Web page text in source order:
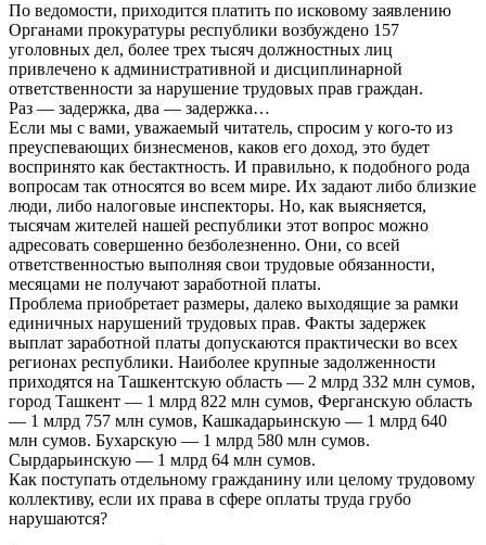
По ведомости, приходится платить по исковому заявлению
Органами прокуратуры республики возбуждено 157
уголовных дел, более трех тысяч должностных лиц
привлечено к административной и дисциплинарной
ответственности за нарушение трудовых прав граждан.
Раз — задержка, два — задержка…
Если мы с вами, уважаемый читатель, спросим у кого-то из
преуспевающих бизнесменов, каков его доход, это будет
воспринято как бестактность. И правильно, к подобного рода
вопросам так относятся во всем мире. Их задают либо близкие
люди, либо налоговые инспекторы. Но, как выясняется,
тысячам жителей нашей республики этот вопрос можно
адресовать совершенно безболезненно. Они, со всей
ответственностью выполняя свои трудовые обязанности,
месяцами не получают заработной платы.
Проблема приобретает размеры, далеко выходящие за рамки
единичных нарушений трудовых прав. Факты задержек
выплат заработной платы допускаются практически во всех
регионах республики. Наиболее крупные задолженности
приходятся на Ташкентскую область — 2 млрд 332 млн сумов,
город Ташкент — 1 млрд 822 млн сумов, Ферганскую область
— 1 млрд 757 млн сумов, Кашкадарьинскую — 1 млрд 640
млн сумов. Бухарскую — 1 млрд 580 млн сумов.
Сырдарьинскую — 1 млрд 64 млн сумов.
Как поступать отдельному гражданину или целому трудовому
коллективу, если их права в сфере оплаты труда грубо
нарушаются?